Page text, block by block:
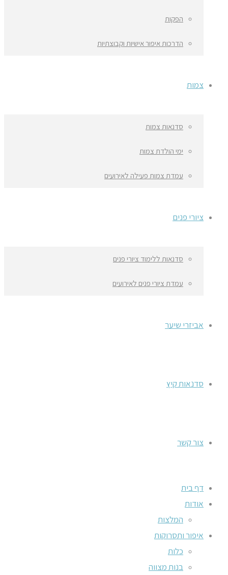
הפקות
הדרכות איפור אישיות וקבוצתיות
צמות
סדנאות צמות
ימי הולדת צמות
עמדת צמות פעילה לאירועים
ציורי פנים
סדנאות ללימוד ציורי פנים
עמדת ציורי פנים לאירועים
אביזרי שיער
סדנאות קיץ
צור קשר
דף בית
אודות
המלצות
איפור ותסרוקות
כלות
בנות מצווה